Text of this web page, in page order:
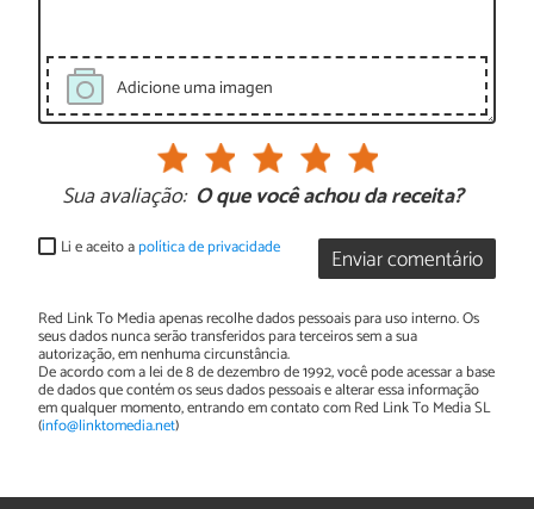
Adicione uma imagen
Sua avaliação: O que você achou da receita?
Enviar comentário
Li e aceito apolítica de privacidade
Red Link To Media apenas recolhe dados pessoais para uso interno. Os
seus dados nunca serão transferidos para terceiros sem a sua
autorização, em nenhuma circunstância.
De acordo com a lei de 8 de dezembro de 1992, você pode acessar a base
de dados que contém os seus dados pessoais e alterar essa informação
em qualquer momento, entrando em contato com Red Link To Media SL
(info@linktomedia.net)